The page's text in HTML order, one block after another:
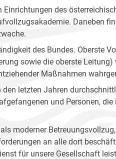
des
Daneben
des Bundes. Oberste
sowie die oberste Leitung)
Maßnahmen
letzten Jahren
und Personen, die
moderner
an alle dort
für unsere Gesellschaft